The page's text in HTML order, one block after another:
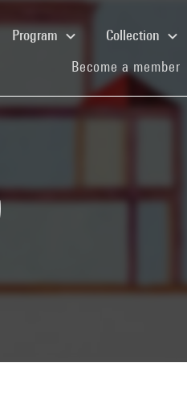
Program Collection
Become a member